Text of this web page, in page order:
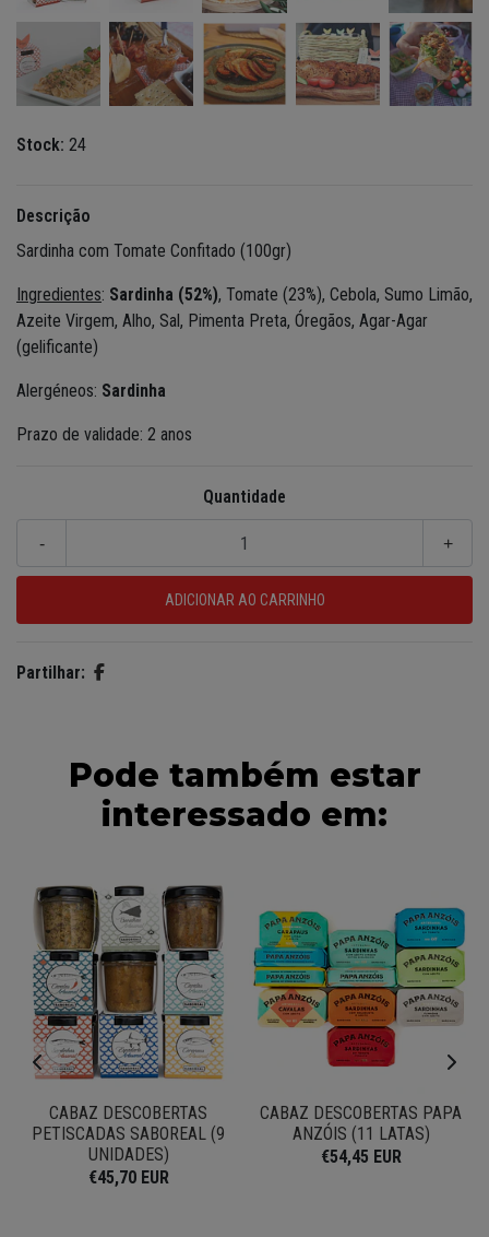
Stock: 24
Descrição
Sardinha com Tomate Confitado (100gr)
Ingredientes: Sardinha (52%), Tomate (23%), Cebola, Sumo Limão,
Azeite Virgem, Alho, Sal, Pimenta Preta, Óregãos, Agar-Agar
(gelificante)
Alergéneos: Sardinha
Prazo de validade: 2 anos
Quantidade
+
-
Partilhar:
Pode também estar
interessado em:
CABAZ DESCOBERTAS
PETISCADAS SABOREAL (9
UNIDADES)
€45,70 EUR
CABAZ DESCOBERTAS PAPA
ANZÓIS (11 LATAS)
€54,45 EUR